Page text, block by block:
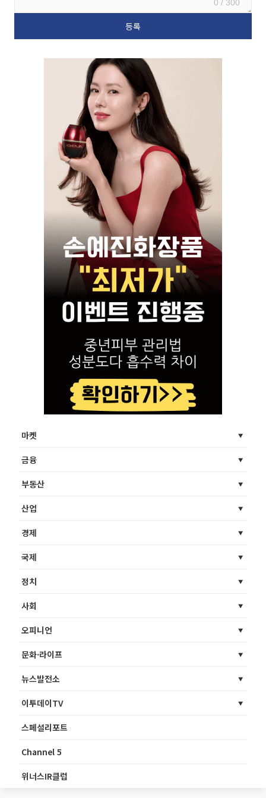
0 / 300
마켓
금융
부동산
산업
경제
국제
정치
사회
오피니언
문화·라이프
뉴스발전소
이투데이TV
스페셜리포트
Channel 5
위너스IR클럽